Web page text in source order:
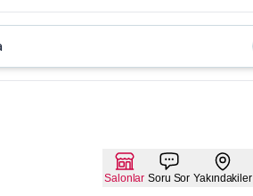
Salonlar Soru Sor Yakındakiler